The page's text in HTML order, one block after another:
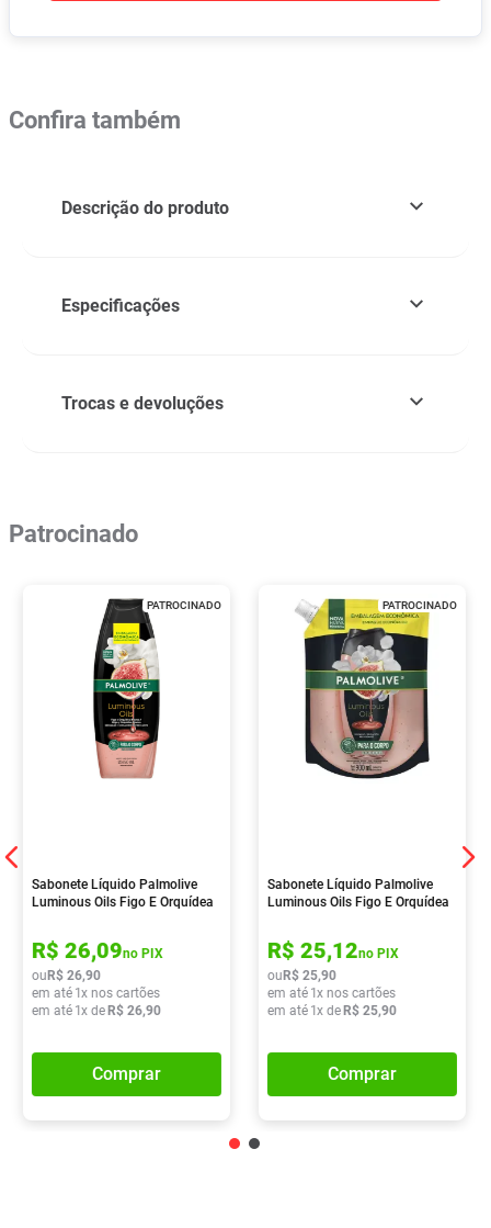
Confira também
Descrição do produto
Especificações
Trocas e devoluções
Patrocinado
PATROCINADO
Sabonete Líquido Palmolive
Luminous Oils Figo E Orquídea
R$ 26,09no PIX
ou R$ 26,90
em até 1x nos cartões
em até 1x de R$ 26,90
Comprar
PATROCINADO
Sabonete Líquido Palmolive
Luminous Oils Figo E Orquídea
R$ 25,12no PIX
ou R$ 25,90
em até 1x nos cartões
em até 1x de R$ 25,90
Comprar